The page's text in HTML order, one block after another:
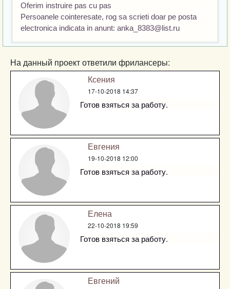
Oferim instruire pas cu pas
Persoanele cointeresate, rog sa scrieti doar pe posta
electronica indicata in anunt: anka_8383@list.ru
На данный проект ответили фрилансеры:
Ксения
17-10-2018 14:37
Готов взяться за работу.
Евгения
19-10-2018 12:00
Готов взяться за работу.
Елена
22-10-2018 19:59
Готов взяться за работу.
Евгений